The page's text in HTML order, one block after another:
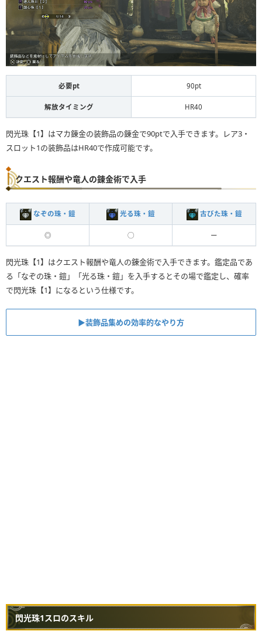
必要pt 90pt
解放タイミング HR40
閃光珠【1】はマカ錬金の装飾品の錬金で90ptで入手できます。レア3・
スロット1の装飾品はHR40で作成可能です。
クエスト報酬や竜人の錬金術で入手
なぞの珠・鎧 光る珠・鎧 古びた珠・鎧
◎ ◯ ー
閃光珠【1】はクエスト報酬や竜人の錬金術で入手できます。鑑定品であ
る「なぞの珠・鎧」「光る珠・鎧」を入手するとその場で鑑定し、確率
で閃光珠【1】になるという仕様です。
▶︎装飾品集めの効率的なやり方
閃光珠1スロのスキル